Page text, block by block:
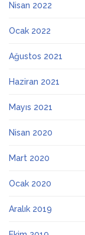
Nisan 2022
Ocak 2022
Ağustos 2021
Haziran 2021
Mayıs 2021
Nisan 2020
Mart 2020
Ocak 2020
Aralık 2019